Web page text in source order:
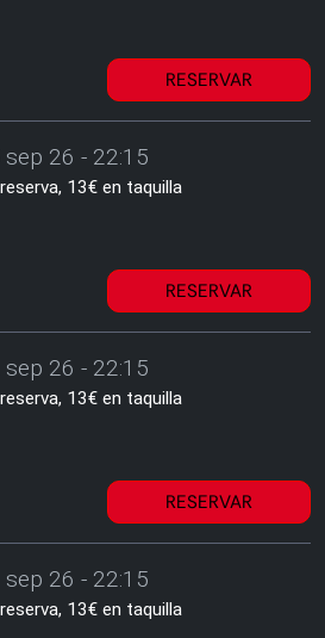
RESERVAR
sep 26 - 22:15
13€ en taquilla
RESERVAR
sep 26 - 22:15
13€ en taquilla
RESERVAR
sep 26 - 22:15
13€ en taquilla